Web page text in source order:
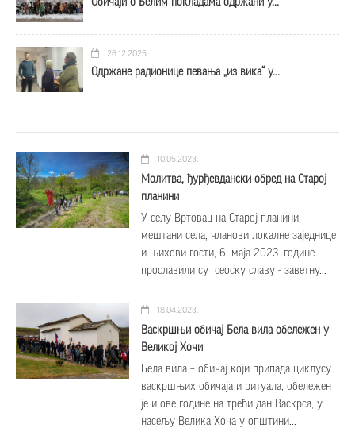
Обичаји о Белим покладама одржани у...
26.12.2025.
Одржане радионице певања „из вика“ у...
10.05.2023.
Молитва, ђурђевдански обред на Старој
планини
У селу Вртовац на Старој планини,
мештани села, чланови локалне заједнице
и њихови гости, 6. маја 2023. године
прославили су сеоску славу - заветну...
18.04.2023.
Васкршњи обичај Бела вила обележен у
Великој Хочи
Бела вила – обичај који припада циклусу
васкршњих обичаја и ритуала, обележен
је и ове године на трећи дан Васкрса, у
насељу Велика Хоча у општини...